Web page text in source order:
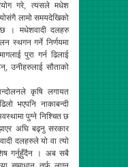
गरे, त्यसले मधेश
लामो समयदेखिको
। मधेशवादी दलहरु
स्थगन गर्ने निर्णयमा
पुरा गर्न ढिलाई
उनीहरुलाई सौताको
कृषि लगायत
भएपनि नाकाबन्दी
पुग्ने निश्चित छ
अघि बढ्नु सरकार
दलहरुले यो वा त्यो
गर्नुहुँदैन । अब सबै